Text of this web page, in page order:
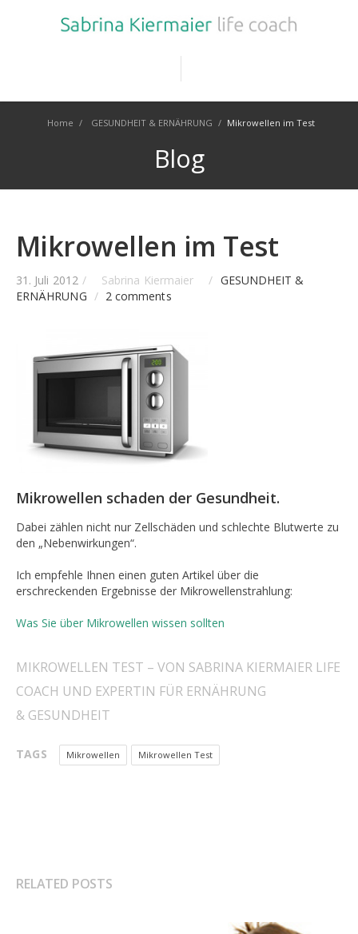
Home / GESUNDHEIT & ERNÄHRUNG / Mikrowellen im Test
Blog
Mikrowellen im Test
31. Juli 2012 / Sabrina Kiermaier / GESUNDHEIT &
ERNÄHRUNG / 2 comments
Mikrowellen schaden der Gesundheit.
Dabei zählen nicht nur Zellschäden und schlechte Blutwerte zu
den „Nebenwirkungen“.
Ich empfehle Ihnen einen guten Artikel über die
erschreckenden Ergebnisse der Mikrowellenstrahlung:
Was Sie über Mikrowellen wissen sollten
MIKROWELLEN TEST – VON SABRINA KIERMAIER LIFE
COACH UND EXPERTIN FÜR ERNÄHRUNG
& GESUNDHEIT
TAGS Mikrowellen Mikrowellen Test
RELATED POSTS